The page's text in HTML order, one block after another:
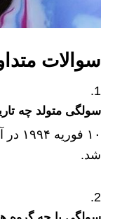
سوالات
سولگی متولد چه
۱۰
شد.